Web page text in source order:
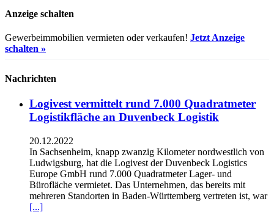
Anzeige schalten
Gewerbeimmobilien vermieten oder verkaufen! Jetzt Anzeige
schalten »
Nachrichten
Logivest vermittelt rund 7.000 Quadratmeter
Logistikfläche an Duvenbeck Logistik
20.12.2022
In Sachsenheim, knapp zwanzig Kilometer nordwestlich von
Ludwigsburg, hat die Logivest der Duvenbeck Logistics
Europe GmbH rund 7.000 Quadratmeter Lager- und
Bürofläche vermietet. Das Unternehmen, das bereits mit
mehreren Standorten in Baden-Württemberg vertreten ist, war
[...]